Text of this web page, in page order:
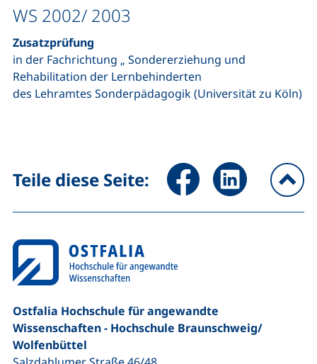
WS 2002/ 2003
Zusatzprüfung
in der Fachrichtung „ Sondererziehung und
Rehabilitation der Lernbehinderten
des Lehramtes Sonderpädagogik (Universität zu Köln)
Teile diese Seite: Seite über Facebook teilen
Seite über
Ostfalia Hochschule für angewandte
Wissenschaften - Hochschule Braunschweig/​
Wolfenbüttel